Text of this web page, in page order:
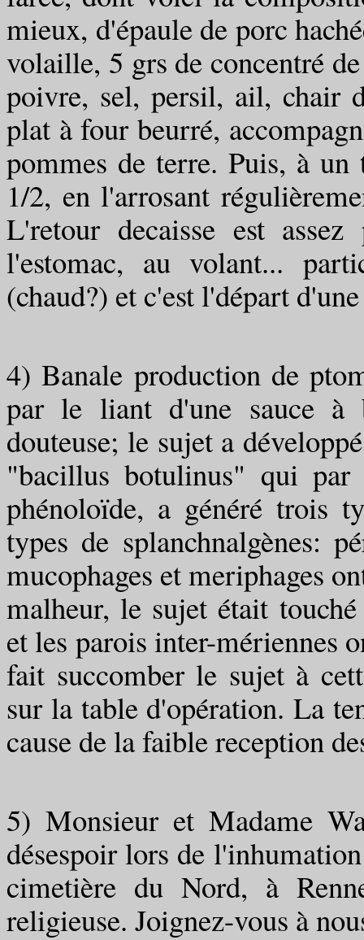
mieux, d'épaule de porc
volaille, 5 grs de concentré
poivre, sel, persil, ail, chair
plat à four beurré,
pommes de terre. Puis, à
1/2, en l'arrosant
L'retour decaisse est
l'estomac, au volant...
(chaud?) et c'est l'départ
4) Banale production de
par le liant d'une sauce à
douteuse; le sujet a
"bacillus botulinus" qui par
phénoloïde, a généré trois
types de splanchnalgènes:
mucophages et meriphages
malheur, le sujet était
et les parois inter-mériennes
fait succomber le sujet à
sur la table d'opération. La
cause de la faible reception
5) Monsieur et Madame
désespoir lors de
cimetière du Nord, à
religieuse. Joignez-vous à